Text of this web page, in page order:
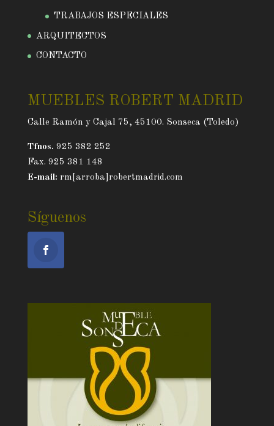
TRABAJOS ESPECIALES
ARQUITECTOS
CONTACTO
MUEBLES ROBERT MADRID
Calle Ramón y Cajal 75, 45100. Sonseca (Toledo)
Tfnos. 925 382 252
Fax. 925 381 148
E-mail: rm[arroba]robertmadrid.com
Síguenos